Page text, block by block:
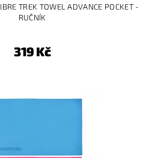
TREK TOWEL ADVANCE POCKET -
RUČNÍK
319 Kč